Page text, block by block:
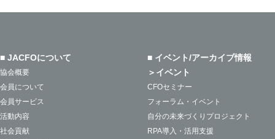
■ JACFOについて
協会概要
会員について
会員サービス
活動内容
社会貢献
■ イベント/アーカイブ情報
＞イベント
CFOセミナー
フォーラム・イベント
自分の未来づくりプロジェクト
RPA導入・活用支援